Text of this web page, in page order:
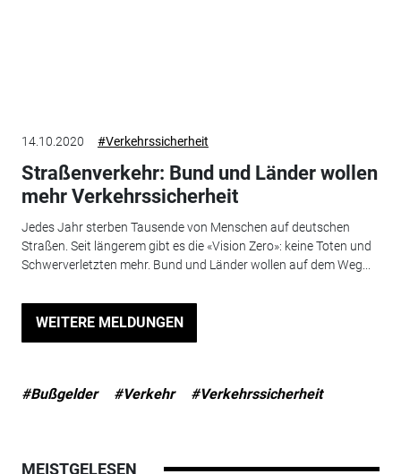
14.10.2020 #Verkehrssicherheit
Straßenverkehr: Bund und Länder wollen
mehr Verkehrssicherheit
Jedes Jahr sterben Tausende von Menschen auf deutschen
Straßen. Seit längerem gibt es die «Vision Zero»: keine Toten und
Schwerverletzten mehr. Bund und Länder wollen auf dem Weg...
WEITERE MELDUNGEN
#Bußgelder #Verkehr #Verkehrssicherheit
MEISTGELESEN